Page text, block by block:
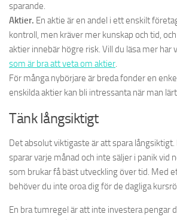
sparande.
Aktier. En aktie är en andel i ett enskilt
kontroll, men kräver mer kunskap och tid,
aktier innebär högre risk. Vill du läsa mer har
som är bra att veta om aktier.
För många nybörjare är breda fonder en
enskilda aktier kan bli intressanta när man
Tänk långsiktigt
Det absolut viktigaste är att spara
sparar varje månad och inte säljer i panik vid
som brukar få bäst utveckling över tid. Med
behöver du inte oroa dig för de dagliga
En bra tumregel är att inte investera pengar